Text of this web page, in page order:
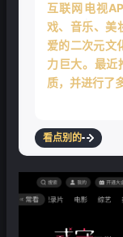
互联网电视
戏、音乐、美
爱的二次元文
力巨大。最
质，并进行了
看点别的